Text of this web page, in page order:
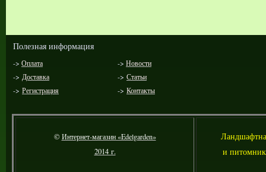
Полезная информация
-> Оплата -> Новости
-> Доставка -> Статьи
-> Регистрация -> Контакты
©Интернет-магазин «Edelgarden»
2014 г.
Л
и питомник